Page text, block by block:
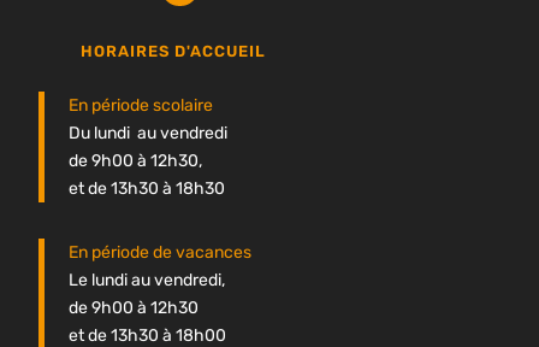
HORAIRES D'ACCUEIL
En période scolaire
Du lundi au vendredi
de 9h00 à 12h30,
et de 13h30 à 18h30
En période de vacances
Le lundi au vendredi,
de 9h00 à 12h30
et de 13h30 à 18h00